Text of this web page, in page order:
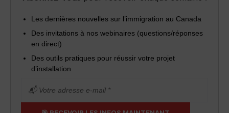
Les dernières nouvelles sur l’immigration au Canada
Des invitations à nos webinaires (questions/réponses
en direct)
Des outils pratiques pour réussir votre projet
d’installation